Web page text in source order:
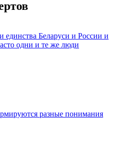
единства Беларуси и России и
одни и те же люди
разные понимания